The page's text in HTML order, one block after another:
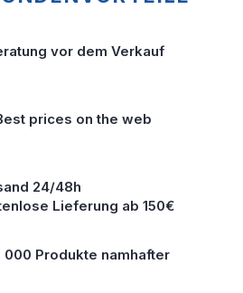
vor dem Verkauf
prices on the web
24/48h
Lieferung ab 150€
000 Produkte namhafter